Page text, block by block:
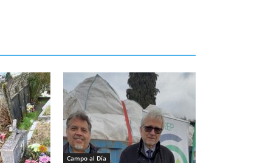
Campo al Día